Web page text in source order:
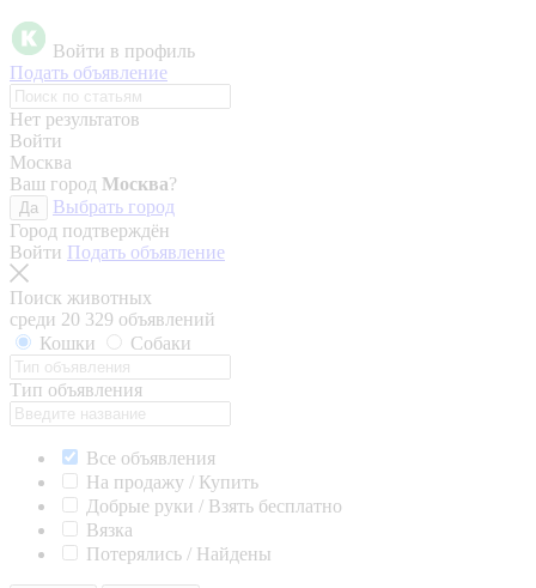
Войти в профиль
Подать объявление
Нет результатов
Войти
Москва
Ваш город Москва?
Да
Выбрать город
Город подтверждён
Войти Подать объявление
Поиск животных
среди 20 329 объявлений
Кошки
Собаки
Тип объявления
Все объявления
На продажу / Купить
Добрые руки / Взять бесплатно
Вязка
Потерялись / Найдены